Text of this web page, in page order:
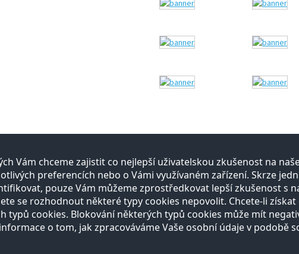
E-shop
Registrace
Otevírací doba
Vše o nákupu
Reklamační řád
Kontakt
Všechny
kontakty
Pro
Vám chceme zajistit co nejlepší uživatelskou zkušenost na
preferencích nebo o Vámi využívaném zařízení. Skrze
pouze Vám můžeme zprostředkovat lepší zkušenost s
se rozhodnout některé typy cookies nepovolit. Chcete-li
cookies. Blokování některých typů cookies může mít
o tom, jak zpracováváme Vaše osobní údaje v podobě